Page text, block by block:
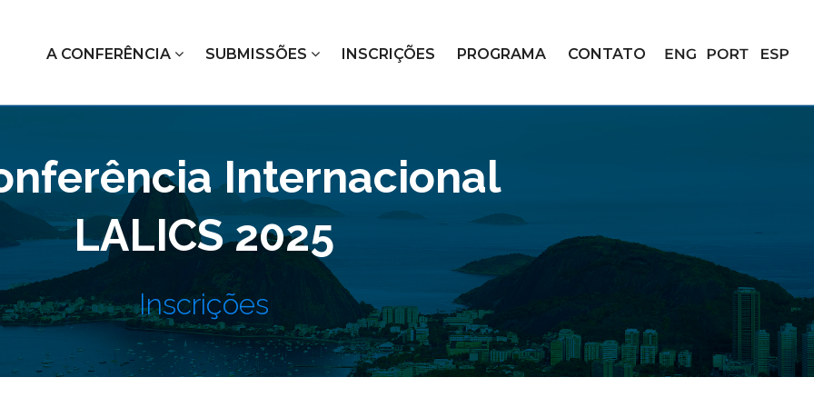
A CONFERÊNCIA SUBMISSÕES INSCRIÇÕES PROGRAMA CONTATO
Internacional
LALICS 2025
Inscrições